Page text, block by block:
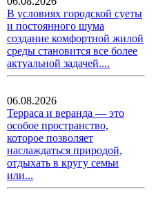
В условиях городской суеты
и постоянного шума
создание комфортной жилой
среды становится все более
актуальной задачей....
06.08.2026
Терраса и веранда — это
особое пространство,
которое позволяет
наслаждаться природой,
отдыхать в кругу семьи
или...